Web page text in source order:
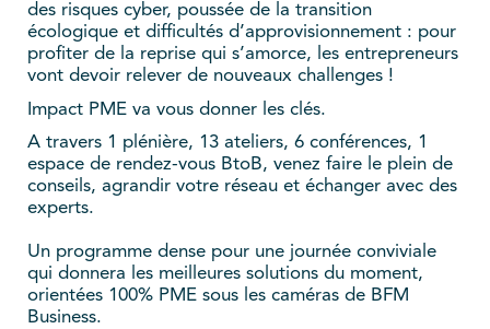
des risques cyber, poussée de la transition
écologique et difficultés d’approvisionnement : pour
profiter de la reprise qui s’amorce, les entrepreneurs
vont devoir relever de nouveaux challenges !
Impact PME va vous donner les clés.
A travers 1 plénière, 13 ateliers, 6 conférences, 1
espace de rendez-vous BtoB, venez faire le plein de
conseils, agrandir votre réseau et échanger avec des
experts.
Un programme dense pour une journée conviviale
qui donnera les meilleures solutions du moment,
orientées 100% PME sous les caméras de BFM
Business.